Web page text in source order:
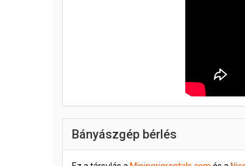
Bányászgép bérlés